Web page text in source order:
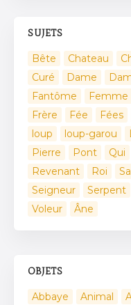
SUJETS
Bête Chateau
Curé
Dame
Fantôme
Femme
Frère
Fée Fées
loup
loup-garou
Pierre
Pont Qui
Revenant
Roi
Seigneur
Serpent
Voleur
Âne
OBJETS
Abbaye Animal